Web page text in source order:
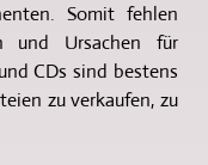
Somit fehlen
und Ursachen für
CDs sind bestens
zu verkaufen, zu